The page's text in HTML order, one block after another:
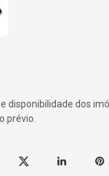
disponibilidade dos
prévio.
Twitter Linkedin